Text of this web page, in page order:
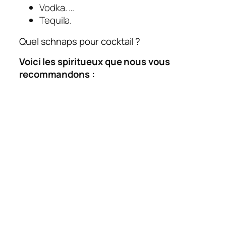
Vodka. …
Tequila.
Quel schnaps pour cocktail ?
Voici les spiritueux que nous vous
recommandons :